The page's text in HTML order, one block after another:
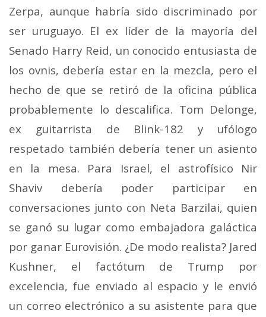
Zerpa, aunque habría sido discriminado por
ser uruguayo. El ex líder de la mayoría del
Senado Harry Reid, un conocido entusiasta de
los ovnis, debería estar en la mezcla, pero el
hecho de que se retiró de la oficina pública
probablemente lo descalifica. Tom Delonge,
ex guitarrista de Blink-182 y ufólogo
respetado también debería tener un asiento
en la mesa. Para Israel, el astrofísico Nir
Shaviv debería poder participar en
conversaciones junto con Neta Barzilai, quien
se ganó su lugar como embajadora galáctica
por ganar Eurovisión. ¿De modo realista? Jared
Kushner, el factótum de Trump por
excelencia, fue enviado al espacio y le envió
un correo electrónico a su asistente para que